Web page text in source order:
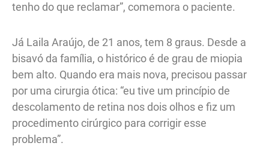
tenho do que reclamar”, comemora o paciente.
Já Laila Araújo, de 21 anos, tem 8 graus. Desde a
bisavó da família, o histórico é de grau de miopia
bem alto. Quando era mais nova, precisou passar
por uma cirurgia ótica: “eu tive um princípio de
descolamento de retina nos dois olhos e fiz um
procedimento cirúrgico para corrigir esse
problema”.